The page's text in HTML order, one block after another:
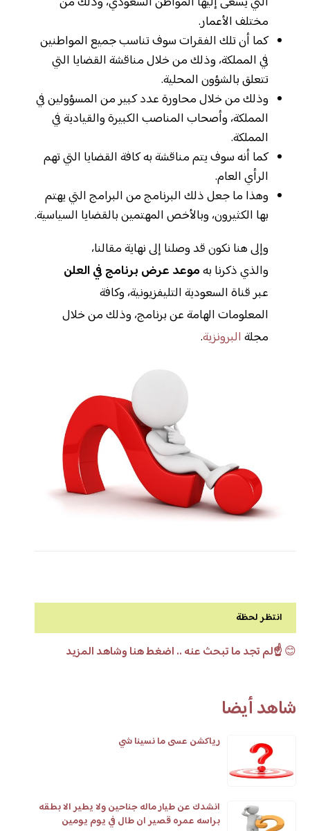
مختلف الأعمار.
كما أن تلك الفقرات سوف تناسب جميع المواطنين
في المملكة، وذلك من خلال مناقشة القضايا التي
تتعلق بالشؤون المحلية.
وذلك من خلال محاورة عدد كبير من المسؤولين في
المملكة، وأصحاب المناصب الكبيرة والقيادية في
المملكة.
كما أنه سوف يتم مناقشة به كافة القضايا التي تهم
الرأي العام.
وهذا ما جعل ذلك البرنامج من البرامج التي يهتم
بها الكثيرون، وبالأخص المهتمين بالقضايا السياسية.
وإلى هنا نكون قد وصلنا إلى نهاية مقالنا،
والذي ذكرنا بهموعد عرض برنامج في العلن
عبر قناة السعودية التليفزيونية، وكافة
المعلومات الهامة عن برنامج، وذلك من خلال
مجلة البرونزية.
انتظر لحظة
😊☝️لم تجد ما تبحث عنه .. اضغط هنا وشاهد المزيد
شاهد أيضا
رياكشن عسى ما نسينا شي
انشدك عن طيار ماله جناحين ولا يطير الا بطقه
براسه عمره قصير ان طال في يوم يومين